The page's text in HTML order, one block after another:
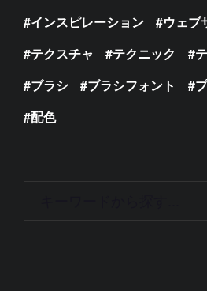
インスピレーション
ウェブ
テクスチャ
テクニック
ブラシ
ブラシフォント
配色